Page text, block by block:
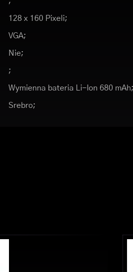
128 x 160 Pixeli;
VGA;
Nie;
;
Wymienna bateria Li-Ion 680
Srebro;